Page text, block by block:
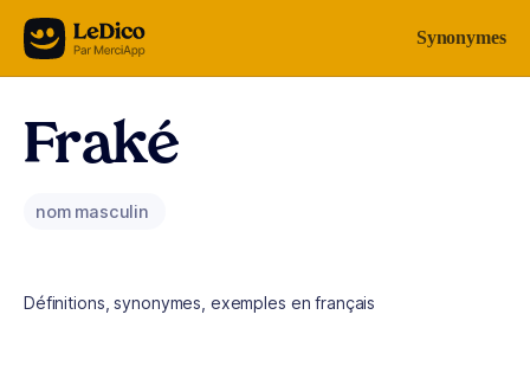
Aller au contenu Synonymes
Fraké
nom masculin
Définitions, synonymes, exemples en français